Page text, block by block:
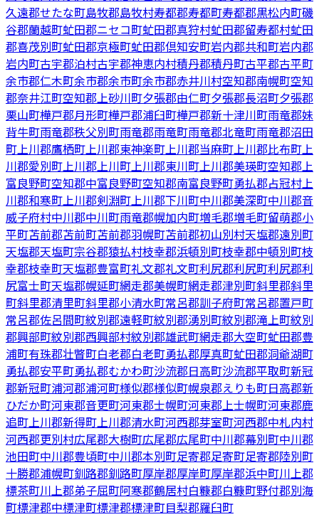
久遠郡せたな町島牧郡島牧村寿都郡寿都町寿都郡黒松内町磯
谷郡蘭越町虻田郡ニセコ町虻田郡真狩村虻田郡留寿都村虻田
郡喜茂別町虻田郡京極町虻田郡倶知安町岩内郡共和町岩内郡
岩内町古宇郡泊村古宇郡神恵内村積丹郡積丹町古平郡古平町
余市郡仁木町余市郡余市町余市郡赤井川村空知郡南幌町空知
郡奈井江町空知郡上砂川町夕張郡由仁町夕張郡長沼町夕張郡
栗山町樺戸郡月形町樺戸郡浦臼町樺戸郡新十津川町雨竜郡妹
背牛町雨竜郡秩父別町雨竜郡雨竜町雨竜郡北竜町雨竜郡沼田
町上川郡鷹栖町上川郡東神楽町上川郡当麻町上川郡比布町上
川郡愛別町上川郡上川町上川郡東川町上川郡美瑛町空知郡上
富良野町空知郡中富良野町空知郡南富良野町勇払郡占冠村上
川郡和寒町上川郡剣淵町上川郡下川町中川郡美深町中川郡音
威子府村中川郡中川町雨竜郡幌加内町増毛郡増毛町留萌郡小
平町苫前郡苫前町苫前郡羽幌町苫前郡初山別村天塩郡遠別町
天塩郡天塩町宗谷郡猿払村枝幸郡浜頓別町枝幸郡中頓別町枝
幸郡枝幸町天塩郡豊富町礼文郡礼文町利尻郡利尻町利尻郡利
尻富士町天塩郡幌延町網走郡美幌町網走郡津別町斜里郡斜里
町斜里郡清里町斜里郡小清水町常呂郡訓子府町常呂郡置戸町
常呂郡佐呂間町紋別郡遠軽町紋別郡湧別町紋別郡滝上町紋別
郡興部町紋別郡西興部村紋別郡雄武町網走郡大空町虻田郡豊
浦町有珠郡壮瞥町白老郡白老町勇払郡厚真町虻田郡洞爺湖町
勇払郡安平町勇払郡むかわ町沙流郡日高町沙流郡平取町新冠
郡新冠町浦河郡浦河町様似郡様似町幌泉郡えりも町日高郡新
ひだか町河東郡音更町河東郡士幌町河東郡上士幌町河東郡鹿
追町上川郡新得町上川郡清水町河西郡芽室町河西郡中札内村
河西郡更別村広尾郡大樹町広尾郡広尾町中川郡幕別町中川郡
池田町中川郡豊頃町中川郡本別町足寄郡足寄町足寄郡陸別町
十勝郡浦幌町釧路郡釧路町厚岸郡厚岸町厚岸郡浜中町川上郡
標茶町川上郡弟子屈町阿寒郡鶴居村白糠郡白糠町野付郡別海
町標津郡中標津町標津郡標津町目梨郡羅臼町